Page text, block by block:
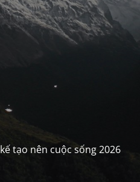
tạo nên cuộc sống 2026